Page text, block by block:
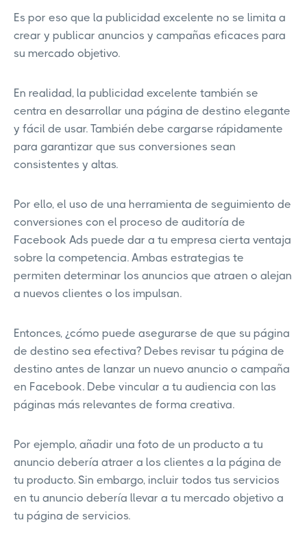
Es por eso que la publicidad excelente no se limita a
crear y publicar anuncios y campañas eficaces para
su mercado objetivo.
En realidad, la publicidad excelente también se
centra en desarrollar una página de destino elegante
y fácil de usar. También debe cargarse rápidamente
para garantizar que sus conversiones sean
consistentes y altas.
Por ello, el uso de una herramienta de seguimiento de
conversiones con el proceso de auditoría de
Facebook Ads puede dar a tu empresa cierta ventaja
sobre la competencia. Ambas estrategias te
permiten determinar los anuncios que atraen o alejan
a nuevos clientes o los impulsan.
Entonces, ¿cómo puede asegurarse de que su página
de destino sea efectiva? Debes revisar tu página de
destino antes de lanzar un nuevo anuncio o campaña
en Facebook. Debe vincular a tu audiencia con las
páginas más relevantes de forma creativa.
Por ejemplo, añadir una foto de un producto a tu
anuncio debería atraer a los clientes a la página de
tu producto. Sin embargo, incluir todos tus servicios
en tu anuncio debería llevar a tu mercado objetivo a
tu página de servicios.